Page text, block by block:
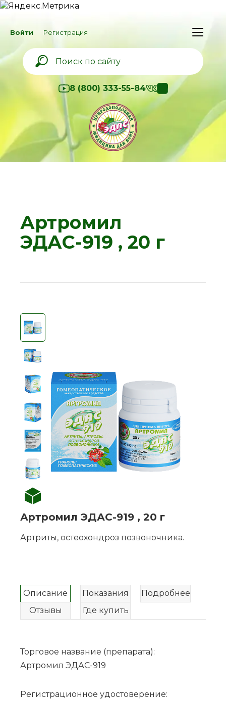
Войти Регистрация
8 (800) 333-55-84
Артромил
ЭДАС-919 , 20 г
Артромил ЭДАС-919 , 20 г
Артриты, остеохондроз позвоночника.
Описание Показания
Подробнее
Отзывы
Где купить
Торговое название (препарата):
Артромил ЭДАС-919
Регистрационное удостоверение: